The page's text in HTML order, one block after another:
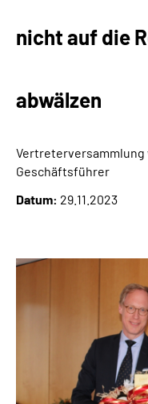
Über Uns
Inhalte in
Leichte Sprache
nicht auf die
abwälzen
Geschäftsführer
Datum: 29.11.2023